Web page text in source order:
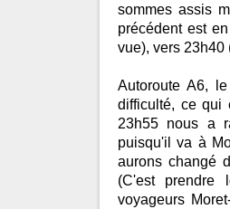
sommes assis
précédent est
vue), vers 23h40
Autoroute A6,
difficulté, ce qui
23h55 nous a
puisqu'il va à
aurons changé
(C'est prendre
voyageurs